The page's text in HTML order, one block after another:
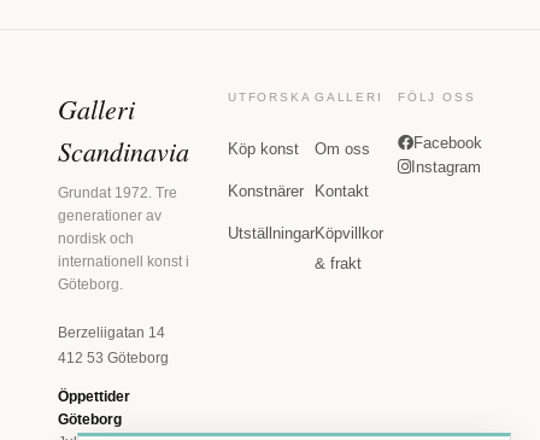
Galleri
Scandinavia
Grundat 1972. Tre
generationer av
nordisk och
internationell konst i
Göteborg.
Berzeliigatan 14
412 53 Göteborg
Öppettider
Göteborg
UTFORSKA
Köp konst
Konstnärer
Utställningar
GALLERI
Om oss
Kontakt
Köpvillkor
& frakt
FÖLJ OSS
Facebook
Instagram